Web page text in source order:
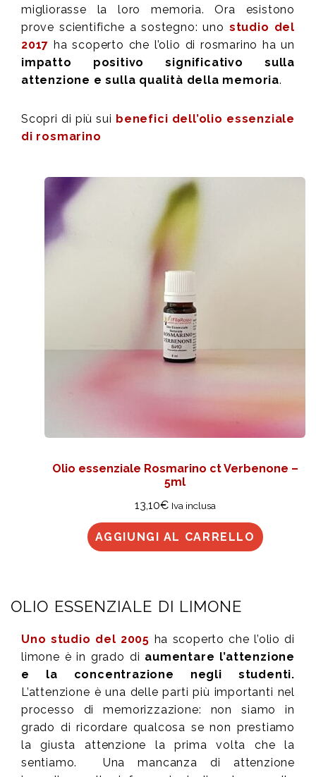
migliorasse la loro memoria. Ora esistono
prove scientifiche a sostegno: uno studio del
2017 ha scoperto che l’olio di rosmarino ha un
impatto positivo significativo sulla
attenzione e sulla qualità della memoria.
Scopri di più sui benefici dell’olio essenziale
di rosmarino
Olio essenziale Rosmarino ct Verbenone –
5ml
13,10€ Iva inclusa
AGGIUNGI AL CARRELLO
OLIO ESSENZIALE DI LIMONE
Uno studio del 2005 ha scoperto che l’olio di
limone è in grado di aumentare l’attenzione
e la concentrazione negli studenti.
L’attenzione è una delle parti più importanti nel
processo di memorizzazione: non siamo in
grado di ricordare qualcosa se non prestiamo
la giusta attenzione la prima volta che la
sentiamo. Una mancanza di attenzione